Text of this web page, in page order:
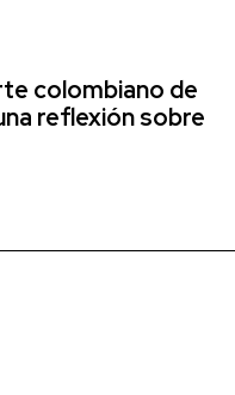
colombiano de
reflexión sobre